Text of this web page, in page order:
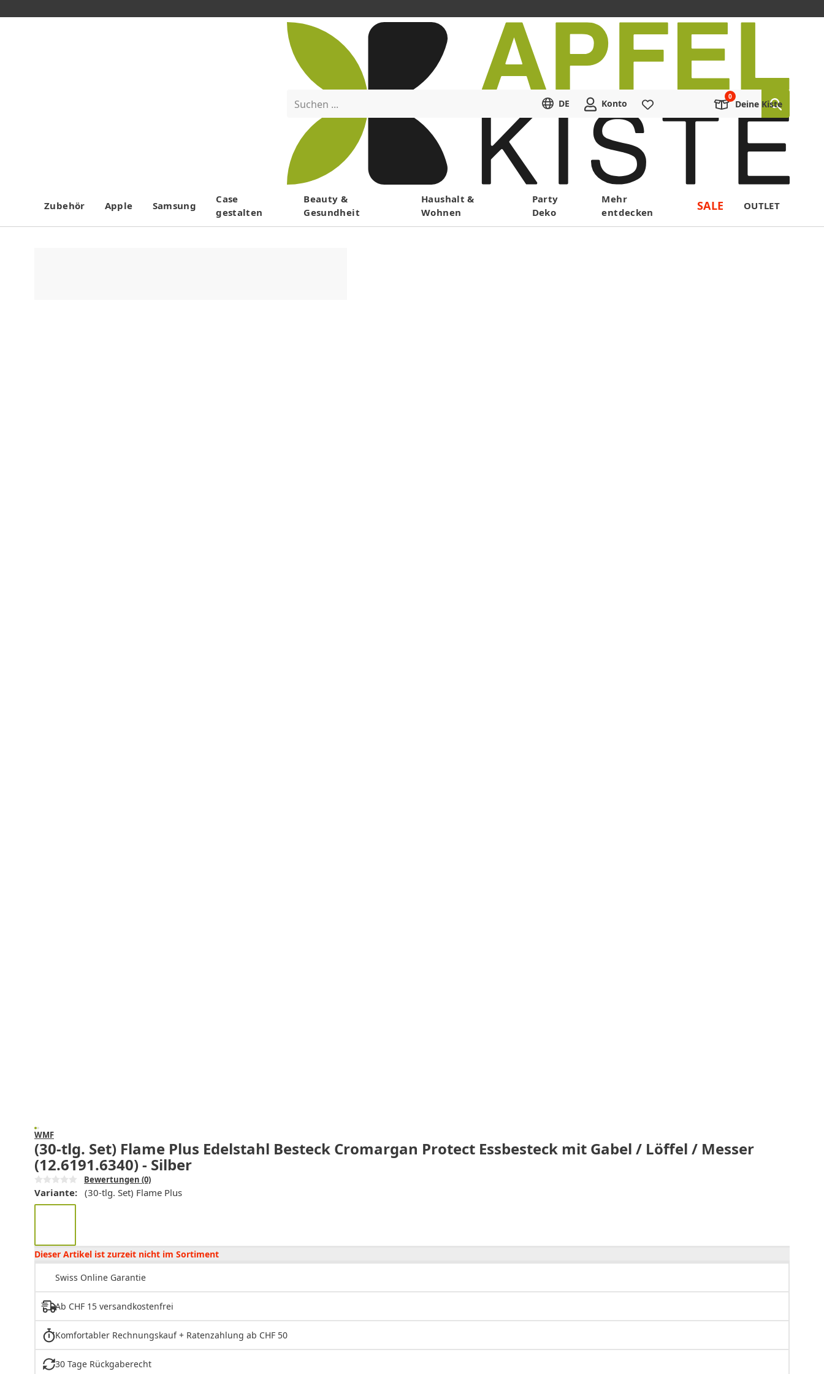
Menü
Suchen ... DE Konto Deine Kiste
Zubehör Apple Samsung
Case
gestalten
Beauty &
Gesundheit
Haushalt &
Wohnen
Party
Deko
Mehr
entdecken
SALE OUTLET
WMF
(30-tlg. Set) Flame Plus Edelstahl Besteck Cromargan Protect Essbesteck mit Gabel / Löffel / Messer
(12.6191.6340) - Silber
Bewertungen (0)
Variante: (30-tlg. Set) Flame Plus
Dieser Artikel ist zurzeit nicht im Sortiment
Swiss Online Garantie
Ab CHF 15 versandkostenfrei
Komfortabler Rechnungskauf + Ratenzahlung ab CHF 50
30 Tage Rückgaberecht